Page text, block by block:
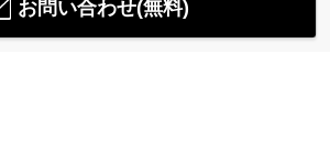
お問い合わせ(無料)